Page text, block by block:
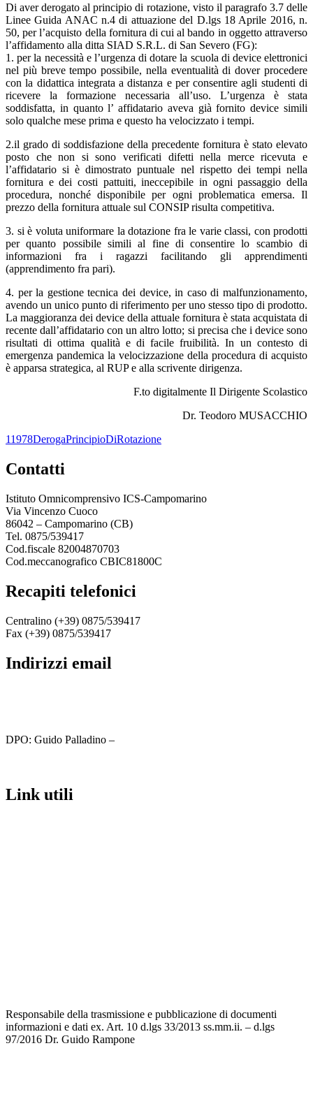
di aver derogato al principio di rotazione, visto il paragrafo 3.7 delle
Linee Guida ANAC n.4 di attuazione del D.lgs 18 Aprile 2016, n.
50, per l’acquisto della fornitura di cui al bando in oggetto attraverso
l’affidamento alla ditta SIAD S.R.L. di San Severo (FG):
1. per la necessità e l’urgenza di dotare la scuola di device elettronici
nel più breve tempo possibile, nella eventualità di dover procedere
con la didattica integrata a distanza e per consentire agli studenti di
ricevere la formazione necessaria all’uso. L’urgenza è stata
soddisfatta, in quanto l’ affidatario aveva già fornito device simili
solo qualche mese prima e questo ha velocizzato i tempi.
2.il grado di soddisfazione della precedente fornitura è stato elevato
posto che non si sono verificati difetti nella merce ricevuta e
l’affidatario si è dimostrato puntuale nel rispetto dei tempi nella
fornitura e dei costi pattuiti, ineccepibile in ogni passaggio della
procedura, nonché disponibile per ogni problematica emersa. Il
prezzo della fornitura attuale sul CONSIP risulta competitiva.
3. si è voluta uniformare la dotazione fra le varie classi, con prodotti
per quanto possibile simili al fine di consentire lo scambio di
informazioni fra i ragazzi facilitando gli apprendimenti
(apprendimento fra pari).
4. per la gestione tecnica dei device, in caso di malfunzionamento,
avendo un unico punto di riferimento per uno stesso tipo di prodotto.
La maggioranza dei device della attuale fornitura è stata acquistata di
recente dall’affidatario con un altro lotto; si precisa che i device sono
risultati di ottima qualità e di facile fruibilità. In un contesto di
emergenza pandemica la velocizzazione della procedura di acquisto
è apparsa strategica, al RUP e alla scrivente dirigenza.
F.to digitalmente Il Dirigente Scolastico
Dr. Teodoro MUSACCHIO
11978DerogaPrincipioDiRotazione
contatti
Istituto Omnicomprensivo ICS-Campomarino
Via Vincenzo Cuoco
86042 – Campomarino (CB)
Tel. 0875/539417
Cod.fiscale 82004870703
Cod.meccanografico CBIC81800C
recapiti telefonici
Centralino (+39) 0875/539417
Fax (+39) 0875/539417
indirizzi email
DPO: Guido Palladino –
link utili
Responsabile della trasmissione e pubblicazione di documenti
informazioni e dati ex. Art. 10 d.lgs 33/2013 ss.mm.ii. – d.lgs
97/2016 Dr. Guido Rampone